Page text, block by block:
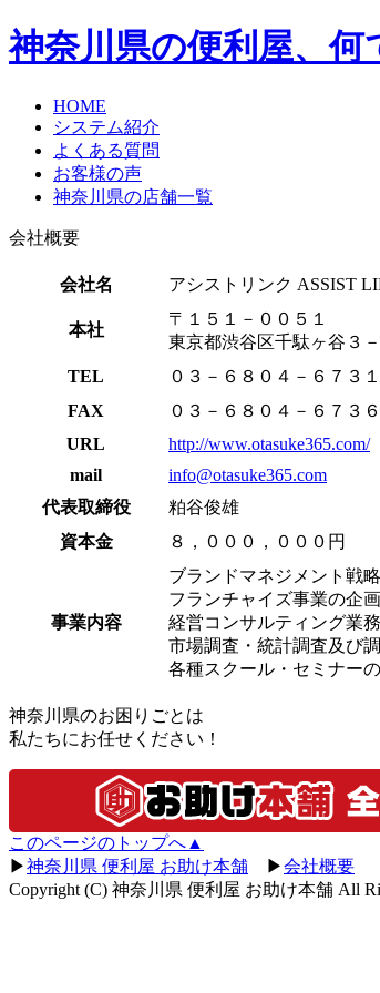
神奈川県の便利屋、何
HOME
システム紹介
よくある質問
お客様の声
神奈川県の店舗一覧
会社概要
会社名 アシストリンク ASSIST
本社
〒１５１－００５１
東京都渋谷区千駄ヶ谷３
TEL
０３－６８０４－６７３１
FAX
０３－６８０４－６７３６
URL
http://www.otasuke365.com/
mail
info@otasuke365.com
代表取締役
粕谷俊雄
資本金
８，０００，０００円
事業内容
ブランドマネジメント戦
フランチャイズ事業の企
経営コンサルティング業務
市場調査・統計調査及び
各種スクール・セミナー
神奈川県のお困りごとは
私たちにお任せください！
このページのトップへ▲
▶神奈川県 便利屋 お助け本舗 ▶会社概要
Copyright (C) 神奈川県 便利屋 お助け本舗 All